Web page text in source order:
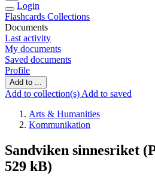
Login
Flashcards Collections
Documents
Last activity
My documents
Saved documents
Profile
Add to ...
Add to collection(s) Add to saved
Arts & Humanities
Kommunikation
Sandviken sinnesriket
529 kB)